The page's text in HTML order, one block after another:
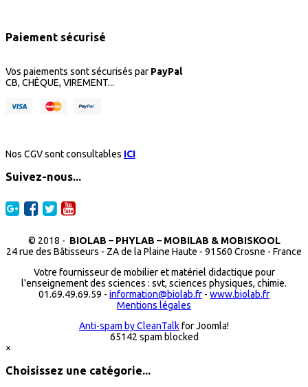
Paiement sécurisé
Vos paiements sont sécurisés par PayPal
CB, CHÈQUE, VIREMENT...
Nos CGV sont consultables ICI
Suivez-nous...
© 2018 - BIOLAB – PHYLAB – MOBILAB & MOBISKOOL
24 rue des Bâtisseurs - ZA de la Plaine Haute - 91560 Crosne - France
Votre fournisseur de mobilier et matériel didactique pour
l'enseignement des sciences : svt, sciences physiques, chimie.
01.69.49.69.59 - information@biolab.fr - www.biolab.fr
Mentions légales
Anti-spam by CleanTalkfor Joomla!
65142 spam blocked
×
Choisissez une catégorie...